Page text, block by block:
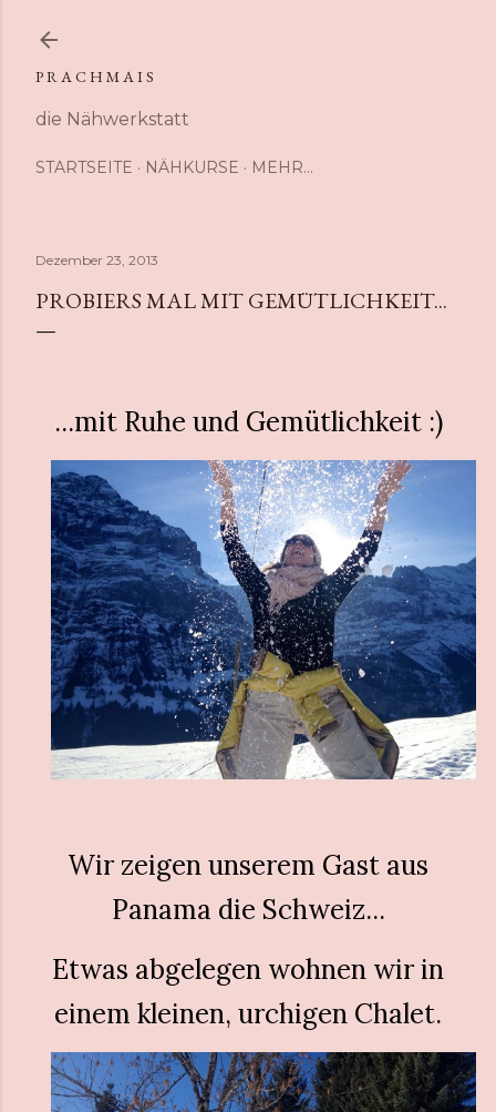
P R A C H M A I S
die Nähwerkstatt
STARTSEITE NÄHKURSE MEHR…
Dezember 23, 2013
PROBIERS MAL MIT GEMÜTLICHKEIT...
...mit Ruhe und Gemütlichkeit :)
Wir zeigen unserem Gast aus
Panama die Schweiz...
Etwas abgelegen wohnen wir in
einem kleinen, urchigen Chalet.